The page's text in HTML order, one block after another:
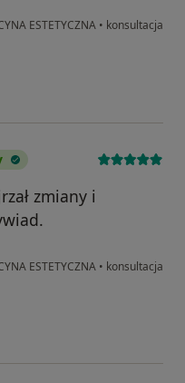
ESTETYCZNA • konsultacja
zmiany i
ESTETYCZNA • konsultacja